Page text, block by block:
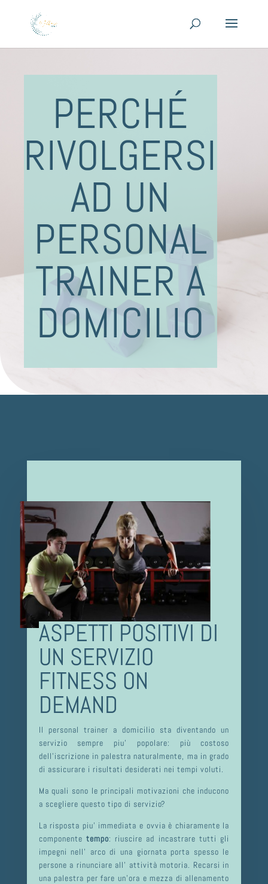
PERCHÉ
RIVOLGERSI
AD UN
PERSONAL
TRAINER A
DOMICILIO
ASPETTI POSITIVI DI
UN SERVIZIO
FITNESS ON
DEMAND
Il personal trainer a domicilio sta diventando un
servizio sempre piu’ popolare: più costoso
dell’iscrizione in palestra naturalmente, ma in grado
di assicurare i risultati desiderati nei tempi voluti.
Ma quali sono le principali motivazioni che inducono
a scegliere questo tipo di servizio?
La risposta piu’ immediata e ovvia è chiaramente la
componentetempo: riuscire ad incastrare tutti gli
impegni nell’ arco di una giornata porta spesso le
persone a rinunciare all’ attività motoria. Recarsi in
una palestra per fare un’ora e mezza di allenamento